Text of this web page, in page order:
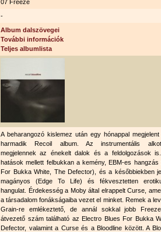
07 Freeze
-
Album dalszövegei
További információk
Teljes albumlista
A beharangozó kislemez után egy hónappal
harmadik Recoil album. Az instrumentális
megjelennek az énekelt dalok és a feldolgozások
hatások mellett felbukkan a kemény, EBM-es hangzás
For Bukka White, The Defector), és a későbbiekben
magányos (Edge To Life) és fékvesztetten
hangulat. Érdekesség a Moby által elrappelt Curse,
a társadalom fonákságaiba vezet el minket. Remek a
Grain-re emlékeztető, de annál sokkal jobb
átvezető szám található az Electro Blues For Bukka
Defector, valamint a Curse és a Bloodline között. A